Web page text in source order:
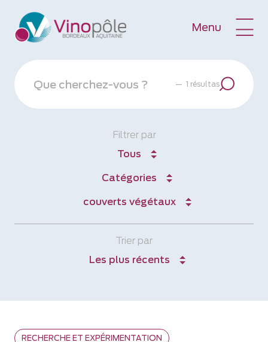
Menu
— 1 résultas
Filtrer par
Tous
Catégories
couverts végétaux
Trier par
Les plus récents
RECHERCHE ET EXPÉRIMENTATION